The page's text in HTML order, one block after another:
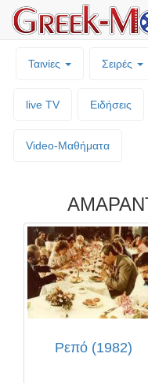
Ταινίες Σειρές
live TV Ειδήσεις
Video-Mαθήματα
Ρεπό (1982)